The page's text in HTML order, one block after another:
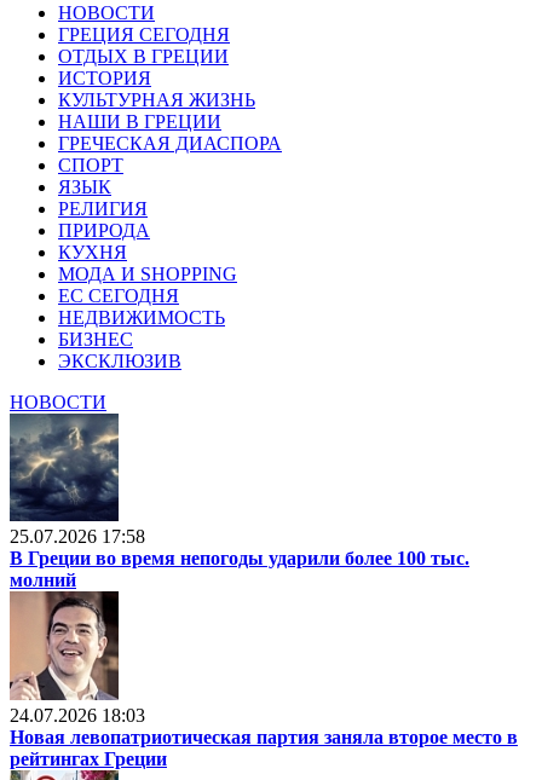
НОВОСТИ
ГРЕЦИЯ СЕГОДНЯ
ОТДЫХ В ГРЕЦИИ
ИСТОРИЯ
КУЛЬТУРНАЯ ЖИЗНЬ
НАШИ В ГРЕЦИИ
ГРЕЧЕСКАЯ ДИАСПОРА
СПОРТ
ЯЗЫК
РЕЛИГИЯ
ПРИРОДА
КУХНЯ
МОДА И SHOPPING
ЕС СЕГОДНЯ
НЕДВИЖИМОСТЬ
БИЗНЕС
ЭКСКЛЮЗИВ
НОВОСТИ
25.07.2026 17:58
В Греции во время непогоды ударили более 100 тыс.
молний
24.07.2026 18:03
Новая левопатриотическая партия заняла второе место в
рейтингах Греции